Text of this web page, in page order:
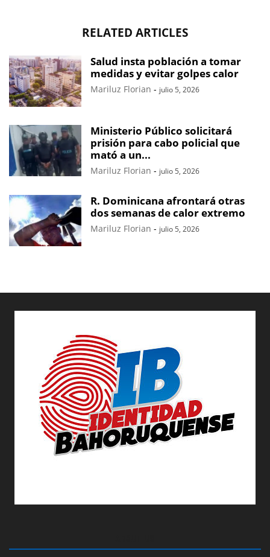
RELATED ARTICLES
Salud insta población a tomar
medidas y evitar golpes calor
Mariluz Florian - julio 5, 2026
Ministerio Público solicitará
prisión para cabo policial que
mató a un...
Mariluz Florian - julio 5, 2026
R. Dominicana afrontará otras
dos semanas de calor extremo
Mariluz Florian - julio 5, 2026